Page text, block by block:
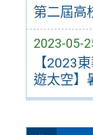
第二屆高
2023-05-
【2023
遊太空】